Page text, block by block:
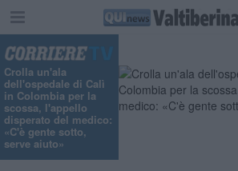
Crolla un'ala
dell'ospedale di Calì
in Colombia per la
scossa, l'appello
disperato del medico:
«C'è gente sotto,
serve aiuto»